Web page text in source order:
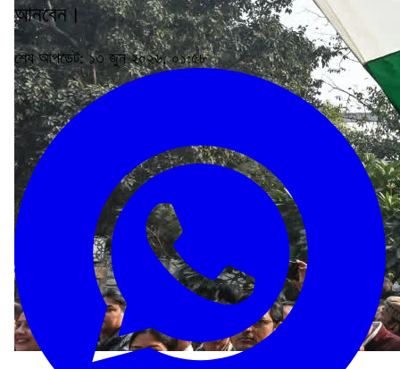
আনবেন।
শেষ আপডেট: ১৩ জুন ২০২৬, ০১:৫৮